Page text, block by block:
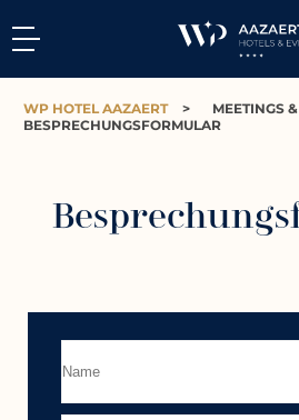
WP HOTEL AAZAERT > MEETINGS
BESPRECHUNGSFORMULAR